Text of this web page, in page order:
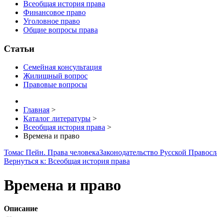
Всеобщая история права
Финансовое право
Уголовное право
Общие вопросы права
Статьи
Семейная консультация
Жилищный вопрос
Правовые вопросы
Главная >
Каталог литературы >
Всеобщая история права >
Времена и право
Томас Пейн. Права человекаЗаконодательство Русской
Вернуться к: Всеобщая история права
Времена и право
Описание